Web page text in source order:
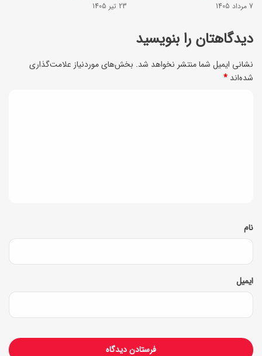
ه
ر
ش
ن
ی
ن
7 مرداد 1405 23 تیر 1405
دیدگاهتان را بنویسید
نشانی ایمیل شما منتشر نخواهد شد. بخش‌های موردنیاز علامت‌گذاری
شده‌اند *
*
نام
ایمیل